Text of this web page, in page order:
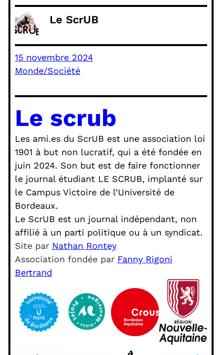
Le ScrUB
15 novembre 2024
Monde/Société
Le scrub
Les ami.es du ScrUB est une association loi
1901 à but non lucratif, qui a été fondée en
juin 2024. Son but est de faire fonctionner
le journal étudiant LE SCRUB, implanté sur
le Campus Victoire de l’Université de
Bordeaux.
Le ScrUB est un journal indépendant, non
affilié à un parti politique ou à un syndicat.
Site par Nathan Rontey
Association fondée par Fanny Rigoni
Bertrand